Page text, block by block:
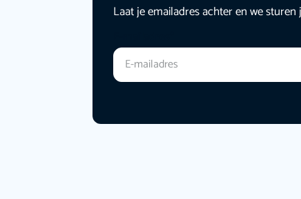
Laat je emailadres achter en we